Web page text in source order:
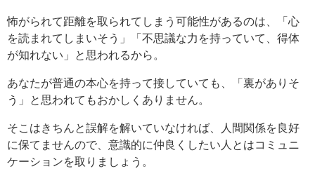
怖がられて距離を取られてしまう可能性があるのは、「心
を読まれてしまいそう」「不思議な力を持っていて、得体
が知れない」と思われるから。
あなたが普通の本心を持って接していても、「裏がありそ
う」と思われてもおかしくありません。
そこはきちんと誤解を解いていなければ、人間関係を良好
に保てませんので、意識的に仲良くしたい人とはコミュニ
ケーションを取りましょう。